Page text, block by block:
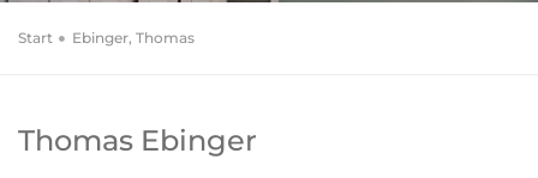
Start Ebinger, Thomas
Thomas Ebinger